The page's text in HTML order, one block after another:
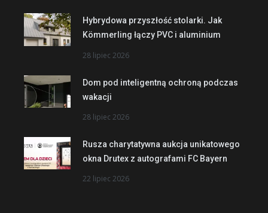
Hybrydowa przyszłość stolarki. Jak
Kömmerling łączy PVC i aluminium
28 lipiec 2026
Dom pod inteligentną ochroną podczas
wakacji
28 lipiec 2026
Rusza charytatywna aukcja unikatowego
okna Drutex z autografami FC Bayern
22 lipiec 2026